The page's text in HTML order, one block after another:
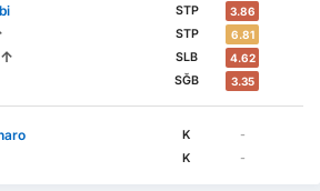
STP 3.86
STP 6.81
↑ SLB 4.62
SĞB 3.35
K
-
K -